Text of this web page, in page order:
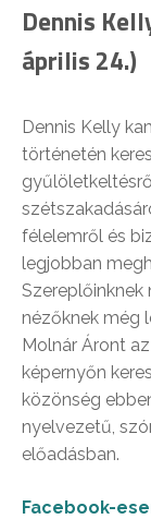
Dennis
április 24.)
Dennis Kelly
történetén
félelemről és
legjobban
nézőknek még
Molnár Áront
képernyőn
közönség
nyelvezetű,
előadásban.
Facebook-